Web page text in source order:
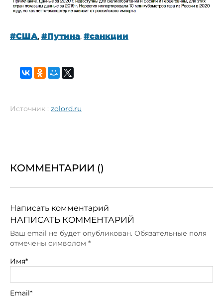
#США, #Путина, #санкции
Источник : zolord.ru
КОММЕНТАРИИ ()
Написать комментарий
НАПИСАТЬ КОММЕНТАРИЙ
Ваш email не будет опубликован. Обязательные поля
отмечены символом *
Имя*
Email*